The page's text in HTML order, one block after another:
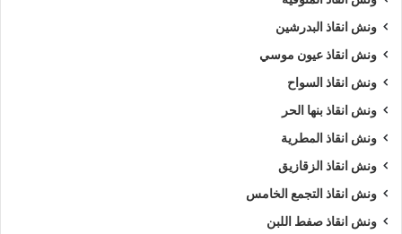
ونش انقاذ البدرشين
ونش انقاذ عيون موسي
ونش انقاذ السواح
ونش انقاذ بنها الحر
ونش انقاذ المطرية
ونش انقاذ الزقازيق
ونش انقاذ التجمع الخامس
ونش انقاذ صفط اللبن